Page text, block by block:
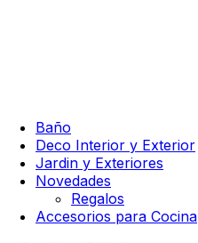
Baño
Deco Interior y Exterior
Jardin y Exteriores
Novedades
Regalos
Accesorios para Cocina